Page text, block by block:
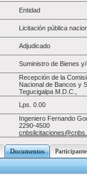
Entidad
Licitación pública
Adjudicado
Suministro de Bienes
Recepción de la
Nacional de Bancos y
Tegucigalpa M.D.C.,
Lps. 0.00
Ingeniero Fernando
2290-4500
Documentos